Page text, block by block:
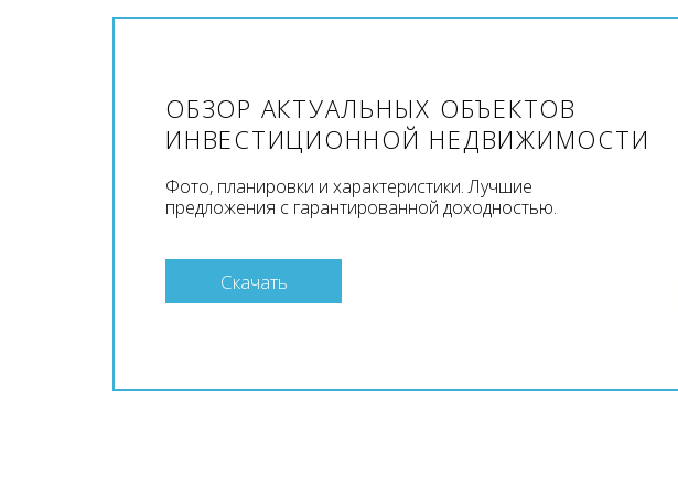
ОБЗОР АКТУАЛЬНЫХ ОБЪЕКТОВ
ИНВЕСТИЦИОННОЙ НЕДВИЖИМОСТИ
Фото, планировки и характеристики. Лучшие
предложения с гарантированной доходностью.
Скачать